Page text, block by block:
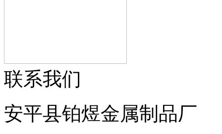
联系我们
安平县铂煜金属制品厂